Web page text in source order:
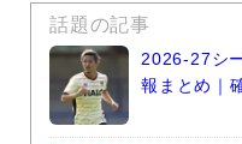
話題の記事
2026-27シ
報まとめ｜